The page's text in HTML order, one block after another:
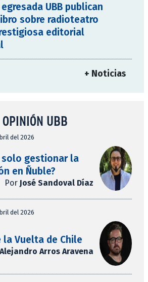
UBB publican
sobre radioteatro
editorial
+ Noticias
OPINIÓN UBB
del 2026
solo gestionar la
en Ñuble?
Por José Sandoval Díaz
del 2026
la Vuelta de Chile
Alejandro Arros Aravena